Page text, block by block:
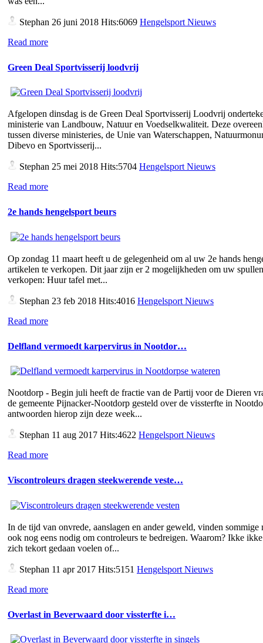
Stephan 26 juni 2018 Hits:6069 Hengelsport Nieuws
Read more
Green Deal Sportvisserij loodvrij
Afgelopen dinsdag is de Green Deal Sportvisserij Loodvrij
ministerie van Landbouw, Natuur en Voedselkwaliteit. Deze
tussen diverse ministeries, de Unie van Waterschappen,
Dibevo en Sportvisserij...
Stephan 25 mei 2018 Hits:5704 Hengelsport Nieuws
Read more
2e hands hengelsport beurs
Op zondag 11 maart heeft u de gelegenheid om al uw 2e hands
artikelen te verkopen. Dit jaar zijn er 2 mogelijkheden om uw
verkopen: Huur tafel met...
Stephan 23 feb 2018 Hits:4016 Hengelsport Nieuws
Read more
Delfland vermoedt karpervirus in Nootdor…
Nootdorp - Begin juli heeft de fractie van de Partij voor de Dieren
de gemeente Pijnacker-Nootdorp gesteld over de vissterfte in
antwoorden hierop zijn deze week...
Stephan 11 aug 2017 Hits:4622 Hengelsport Nieuws
Read more
Viscontroleurs dragen steekwerende veste…
In de tijd van onvrede, aanslagen en ander geweld, vinden sommige
ook nog eens nodig om controleurs te bedreigen. Waarom? Ikke
zich tekort gedaan voelen of...
Stephan 11 apr 2017 Hits:5151 Hengelsport Nieuws
Read more
Overlast in Beverwaard door vissterfte i…